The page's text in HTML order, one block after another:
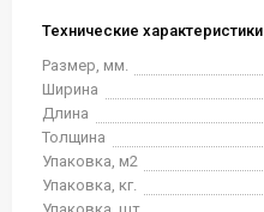
Технические характеристики
Размер, мм.
Ширина
Длина
Толщина
Упаковка, м2
Упаковка, кг.